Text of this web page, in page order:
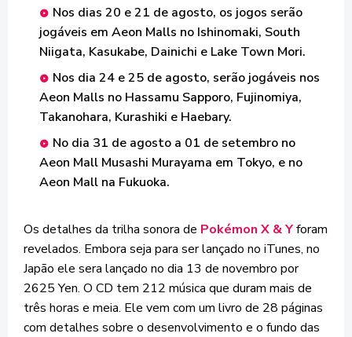
Nos dias 20 e 21 de agosto, os jogos serão
jogáveis em Aeon Malls no Ishinomaki, South
Niigata, Kasukabe, Dainichi e Lake Town Mori.
Nos dia 24 e 25 de agosto, serão jogáveis nos
Aeon Malls no Hassamu Sapporo, Fujinomiya,
Takanohara, Kurashiki e Haebary.
No dia 31 de agosto a 01 de setembro no
Aeon Mall Musashi Murayama em Tokyo, e no
Aeon Mall na Fukuoka.
Os detalhes da trilha sonora de Pokémon X & Yforam
revelados. Embora seja para ser lançado no iTunes, no
Japão ele sera lançado no dia 13 de novembro por
2625 Yen. O CD tem 212 música que duram mais de
três horas e meia. Ele vem com um livro de 28 páginas
com detalhes sobre o desenvolvimento e o fundo das